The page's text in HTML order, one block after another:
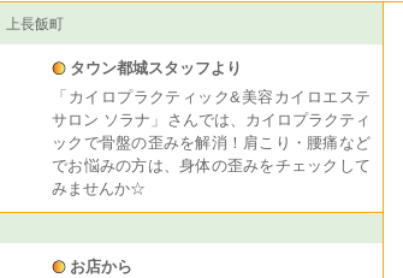
上長飯町
タウン都城スタッフより
「カイロプラクティック&美容カイロエステ
サロン ソラナ」さんでは、カイロプラクティ
ックで骨盤の歪みを解消！肩こり・腰痛など
でお悩みの方は、身体の歪みをチェックして
みませんか☆
お店から